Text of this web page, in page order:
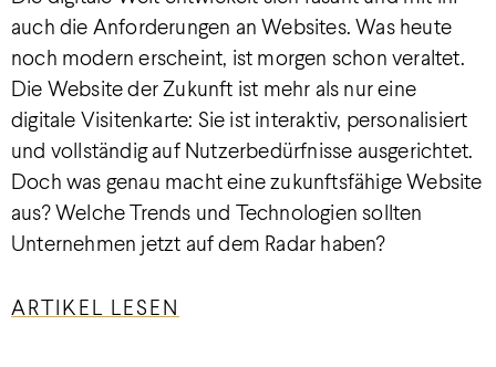
auch die Anforderungen an Websites. Was heute
noch modern erscheint, ist morgen schon veraltet.
Die Website der Zukunft ist mehr als nur eine
digitale Visitenkarte: Sie ist interaktiv, personalisiert
und vollständig auf Nutzerbedürfnisse ausgerichtet.
Doch was genau macht eine zukunftsfähige Website
aus? Welche Trends und Technologien sollten
Unternehmen jetzt auf dem Radar haben?
ARTIKEL LESEN